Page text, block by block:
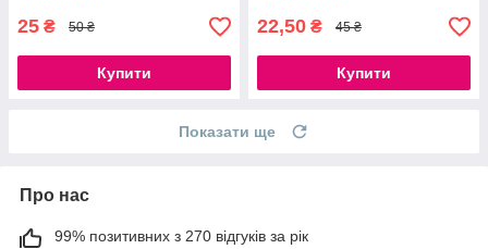
25 ₴ 50 ₴
Купити
22,50 ₴ 45 ₴
Купити
Показати ще
Про нас
99% позитивних з 270 відгуків за рік